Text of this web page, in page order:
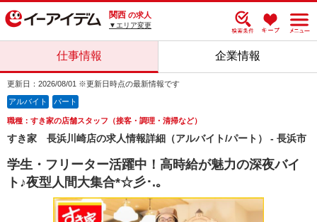
関西 の求人
▼エリア変更
仕事情報 企業情報
更新日：2026/08/01 ※更新日時点の最新情報です
アルバイト パート
職種：すき家の店舗スタッフ（接客・調理・清掃など）
すき家 長浜川崎店の求人情報詳細（アルバイト/パート） - 長浜市
学生・フリーター活躍中！高時給が魅力の深夜バイ
ト♪夜型人間大集合*☆彡･.｡